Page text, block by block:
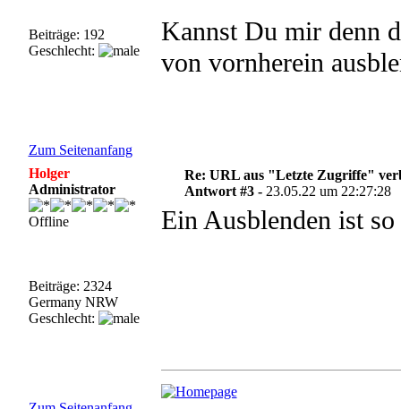
Beiträge: 192
Geschlecht:
Kannst Du mir denn
von vornherein
Zum Seitenanfang
Holger
Administrator
Offline
Beiträge: 2324
Germany NRW
Geschlecht:
Re: URL aus "Letzte Zugriffe"
Antwort #3 - 23.05.22 um 22:27:28
Ein Ausblenden ist